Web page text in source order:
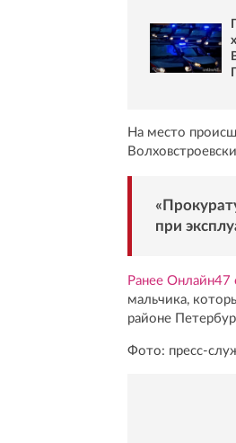
На место
при
Ранее Онлайн47
мальчика,
районе
Фото: пресс-